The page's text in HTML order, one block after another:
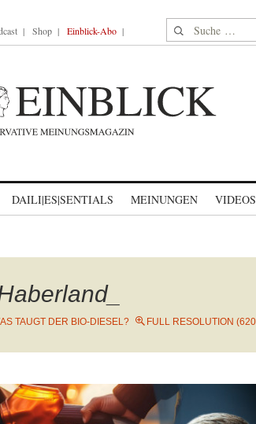
Shop Einblick-Abo Suche nach:
DAILI|ES|SENTIALS MEINUNGEN VIDEOS
TAUGT DER BIO-DIESEL? FULL RESOLUTION